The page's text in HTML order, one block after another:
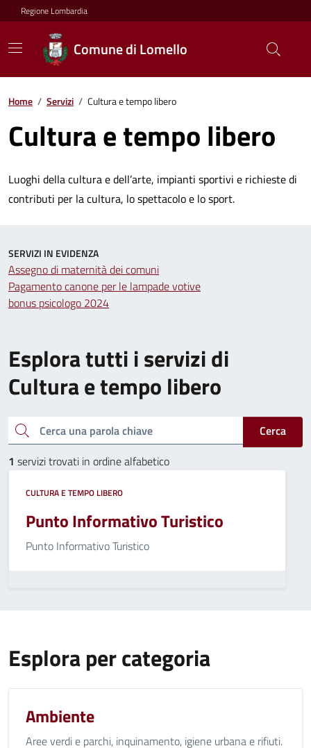
Regione Lombardia
Comune di Lomello
Home / Servizi / Cultura e tempo libero
Cultura e tempo libero
Luoghi della cultura e dell’arte, impianti sportivi e richieste di
contributi per la cultura, lo spettacolo e lo sport.
Esplora tutti i servizi di
Cultura e tempo libero
Cerca una parola chiave
Cerca
1 servizi trovati in ordine alfabetico
CULTURA E TEMPO LIBERO
Punto Informativo Turistico
Punto Informativo Turistico
SERVIZI IN EVIDENZA
Assegno di maternità dei comuni
Pagamento canone per le lampade votive
bonus psicologo 2024
Esplora per categoria
Ambiente
Aree verdi e parchi, inquinamento, igiene urbana e rifiuti.